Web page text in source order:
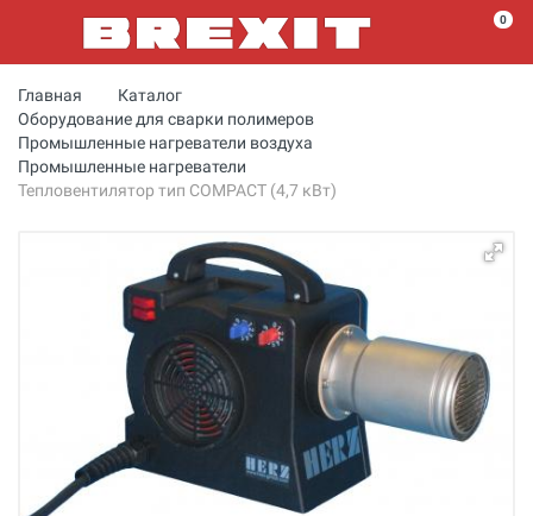
0
Главная
Каталог
Оборудование для сварки полимеров
Промышленные нагреватели воздуха
Промышленные нагреватели
Тепловентилятор тип COMPACT (4,7 кВт)